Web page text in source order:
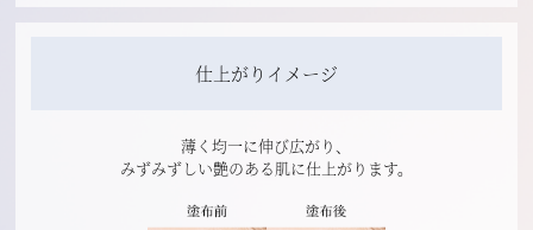
仕上がりイメージ
薄く均一に伸び広がり、
みずみずしい艶のある肌に仕上がります。